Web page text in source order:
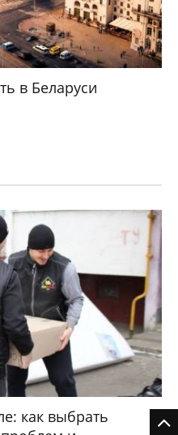
в Беларуси
как выбрать